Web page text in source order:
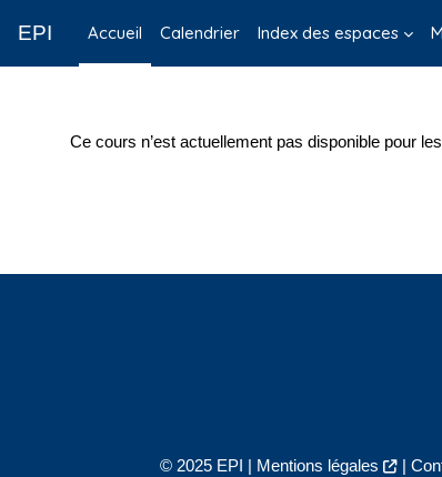
EPI Accueil Calendrier Index des espaces
Ce cours n’est actuellement pas disponible pour
© 2025 EPI | Mentions légales |